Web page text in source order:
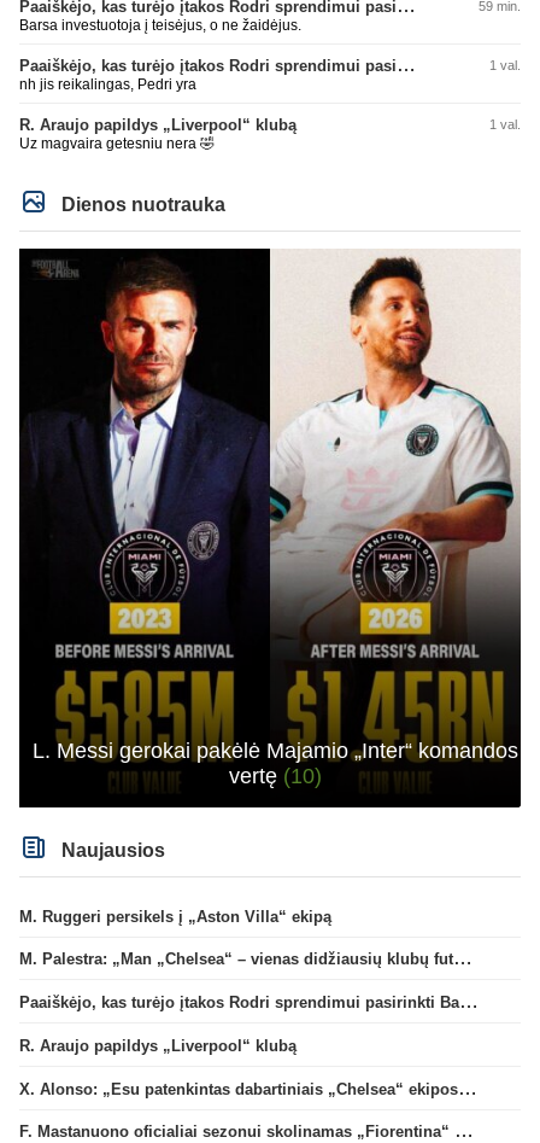
Paaiškėjo, kas turėjo įtakos Rodri sprendimui pasirinkti Barselonos pusę 59 min.
Barsa investuotoja į teisėjus, o ne žaidėjus.
Paaiškėjo, kas turėjo įtakos Rodri sprendimui pasirinkti Barselonos pusę 1 val.
nh jis reikalingas, Pedri yra
R. Araujo papildys „Liverpool“ klubą 1 val.
Uz magvaira getesniu nera 🤣
Dienos nuotrauka
L. Messi gerokai pakėlė Majamio „Inter“ komandos
vertę (10)
Naujausios
M. Ruggeri persikels į „Aston Villa“ ekipą
M. Palestra: „Man „Chelsea“ – vienas didžiausių klubų futbole“
Paaiškėjo, kas turėjo įtakos Rodri sprendimui pasirinkti Barselonos pusę
R. Araujo papildys „Liverpool“ klubą
X. Alonso: „Esu patenkintas dabartiniais „Chelsea“ ekipos vartininkais“
F. Mastanuono oficialiai sezonui skolinamas „Fiorentina“ ekipai